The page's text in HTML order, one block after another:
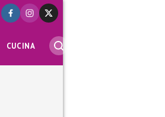
CUCINA